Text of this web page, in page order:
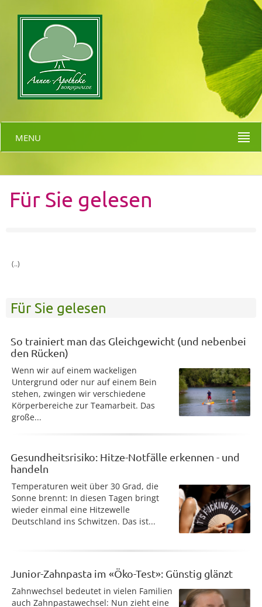
MENU
Für Sie gelesen
(..)
Für Sie gelesen
So trainiert man das Gleichgewicht (und nebenbei
den Rücken)
Wenn wir auf einem wackeligen
Untergrund oder nur auf einem Bein
stehen, zwingen wir verschiedene
Körperbereiche zur Teamarbeit. Das
große...
Gesundheitsrisiko: Hitze-Notfälle erkennen - und
handeln
Temperaturen weit über 30 Grad, die
Sonne brennt: In diesen Tagen bringt
wieder einmal eine Hitzewelle
Deutschland ins Schwitzen. Das ist...
Junior-Zahnpasta im «Öko-Test»: Günstig glänzt
Zahnwechsel bedeutet in vielen Familien
auch Zahnpastawechsel: Nun zieht eine